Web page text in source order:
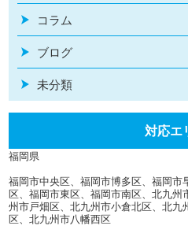
コラム
ブログ
未分類
対応エ
福岡県
福岡市中央区、福岡市博多区、福岡
区、福岡市東区、福岡市南区、北九
州市戸畑区、北九州市小倉北区、北九
区、北九州市八幡西区